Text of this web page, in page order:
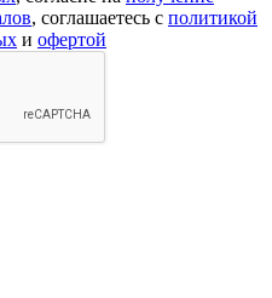
, соглашаетесь c политикой
и офертой